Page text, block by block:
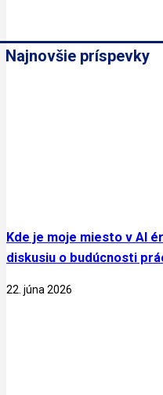
Najnovšie príspevky
Kde je moje miesto v AI
diskusiu o budúcnosti
22. júna 2026